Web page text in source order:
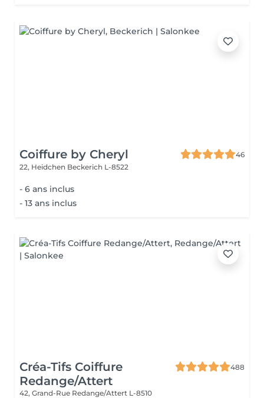
Coiffure by Cheryl
46
22, Heidchen Beckerich L-8522
- 6 ans inclus
- 13 ans inclus
Créa-Tifs Coiffure
Redange/Attert
488
42, Grand-Rue Redange/Attert L-8510